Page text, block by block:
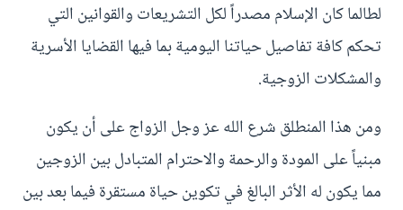
لطالما كان الإسلام مصدراً لكل التشريعات والقوانين التي
تحكم كافة تفاصيل حياتنا اليومية بما فيها القضايا الأسرية
والمشكلات الزوجية.
ومن هذا المنطلق شرع الله عز وجل الزواج على أن يكون
مبنياً على المودة والرحمة والاحترام المتبادل بين الزوجين
مما يكون له الأثر البالغ في تكوين حياة مستقرة فيما بعد بين